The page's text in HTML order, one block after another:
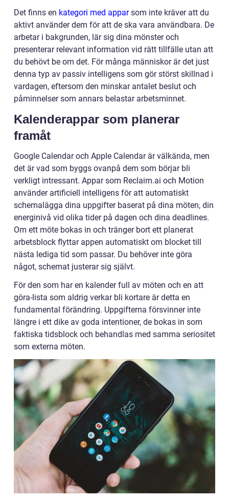
Det finns en kategori med apparsom inte kräver att du
aktivt använder dem för att de ska vara användbara. De
arbetar i bakgrunden, lär sig dina mönster och
presenterar relevant information vid rätt tillfälle utan att
du behövt be om det. För många människor är det just
denna typ av passiv intelligens som gör störst skillnad i
vardagen, eftersom den minskar antalet beslut och
påminnelser som annars belastar arbetsminnet.
Kalenderappar som planerar
framåt
Google Calendar och Apple Calendar är välkända, men
det är vad som byggs ovanpå dem som börjar bli
verkligt intressant. Appar som Reclaim.ai och Motion
använder artificiell intelligens för att automatiskt
schemalägga dina uppgifter baserat på dina möten, din
energinivå vid olika tider på dagen och dina deadlines.
Om ett möte bokas in och tränger bort ett planerat
arbetsblock flyttar appen automatiskt om blocket till
nästa lediga tid som passar. Du behöver inte göra
något, schemat justerar sig självt.
För den som har en kalender full av möten och en att
göra-lista som aldrig verkar bli kortare är detta en
fundamental förändring. Uppgifterna försvinner inte
längre i ett dike av goda intentioner, de bokas in som
faktiska tidsblock och behandlas med samma seriositet
som externa möten.